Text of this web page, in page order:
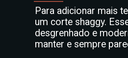
Para adicionar mais
um corte shaggy.
desgrenhado e
manter e sempre